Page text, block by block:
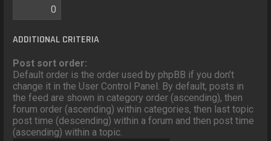
ADDITIONAL CRITERIA
Post sort order:
Default order is the order used by phpBB if you don’t
change it in the User Control Panel. By default, posts in
the feed are shown in category order (ascending), then
forum order (ascending) within categories, then last topic
post time (descending) within a forum and then post time
(ascending) within a topic.